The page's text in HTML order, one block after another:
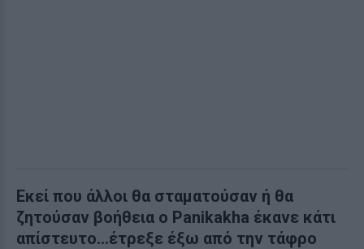
Εκεί που άλλοι θα σταματούσαν ή θα
ζητούσαν βοήθεια ο Panikakha έκανε κάτι
απίστευτο...έτρεξε έξω από την τάφρο